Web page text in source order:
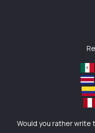
Would you rather write